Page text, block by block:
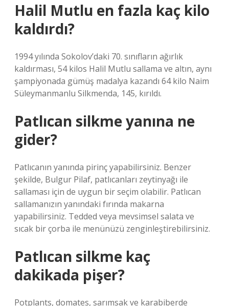
Halil Mutlu en fazla kaç kilo
kaldırdı?
1994 yılında Sokolov’daki 70. sınıfların ağırlık
kaldırması, 54 kilos Halil Mutlu sallama ve altın, aynı
şampiyonada gümüş madalya kazandı 64 kilo Naim
Süleymanmanlu Silkmenda, 145, kırıldı.
Patlıcan silkme yanına ne
gider?
Patlıcanın yanında pirinç yapabilirsiniz. Benzer
şekilde, Bulgur Pilaf, patlıcanları zeytinyağı ile
sallaması için de uygun bir seçim olabilir. Patlıcan
sallamanızın yanındaki fırında makarna
yapabilirsiniz. Tedded veya mevsimsel salata ve
sıcak bir çorba ile menünüzü zenginleştirebilirsiniz.
Patlıcan silkme kaç
dakikada pişer?
Potplants, domates, sarımsak ve karabiberde